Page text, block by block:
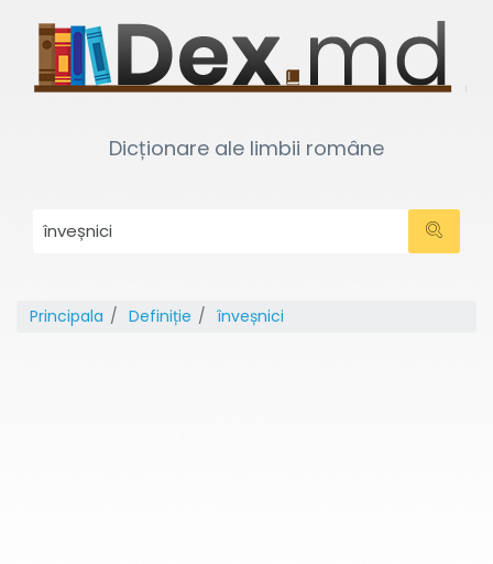
Dicționare ale limbii române
Principala Definiție înveșnici